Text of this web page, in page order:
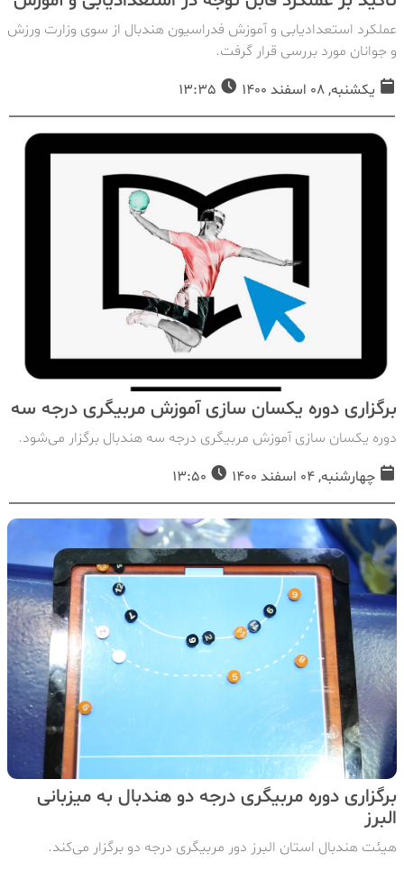
عملکرد استعدادیابی و آموزش فدراسیون هندبال از سوی وزارت ورزش
و جوانان مورد بررسی قرار گرفت.
یکشنبه, 08 اسفند 1400
برگزاری دوره یکسان سازی آموزش مربیگری درجه سه
دوره یکسان سازی آموزش مربیگری درجه سه هندبال برگزار می‌شود.
چهارشنبه, 04 اسفند 1400
برگزاری دوره مربیگری درجه دو هندبال به میزبانی
البرز
هیئت هندبال استان البرز دور مربیگری درجه دو برگزار می‌کند.